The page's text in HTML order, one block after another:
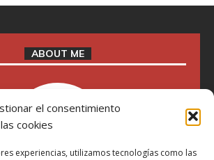
el consentimiento
cookies
experiencias, utilizamos tecnologías como las
ABOUT ME